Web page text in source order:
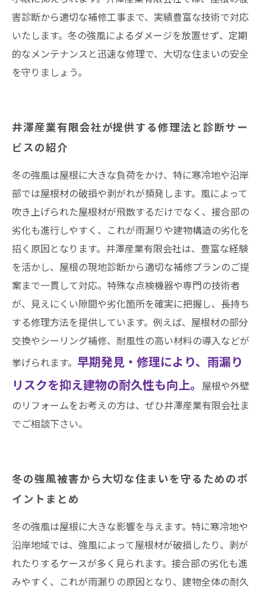
害診断から適切な補修工事まで、実績豊富な技術で対応
いたします。冬の強風によるダメージを放置せず、定期
的なメンテナンスと迅速な修理で、大切な住まいの安全
を守りましょう。
井澤産業有限会社が提供する修理法と診断サー
ビスの紹介
冬の強風は屋根に大きな負荷をかけ、特に寒冷地や沿岸
部では屋根材の破損や剥がれが頻発します。風によって
吹き上げられた屋根材が飛散するだけでなく、接合部の
劣化も進行しやすく、これが雨漏りや建物構造の劣化を
招く原因となります。井澤産業有限会社は、豊富な経験
を活かし、屋根の現地診断から適切な補修プランのご提
案まで一貫して対応。特殊な点検機器や専門の技術者
が、見えにくい隙間や劣化箇所を確実に把握し、長持ち
する修理方法を提供しています。例えば、屋根材の部分
交換やシーリング補修、耐風性の高い材料の導入などが
挙げられます。 早期発見・修理により、雨漏り
リスクを抑え建物の耐久性も向上。 屋根や外壁
のリフォームをお考えの方は、ぜひ井澤産業有限会社ま
でご相談下さい。
冬の強風被害から大切な住まいを守るためのポ
イントまとめ
冬の強風は屋根に大きな影響を与えます。特に寒冷地や
沿岸地域では、強風によって屋根材が破損したり、剥が
れたりするケースが多く見られます。接合部の劣化も進
みやすく、これが雨漏りの原因となり、建物全体の耐久